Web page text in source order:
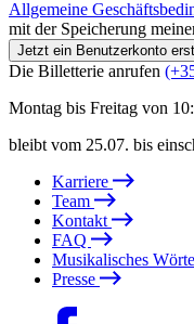
Allgemeine
mit der Speicherung
Jetzt ein Benutzerkonto
Die Billetterie anrufen
Montag bis Freitag von
bleibt vom 25.07. bis
Karriere
Team
Kontakt
FAQ
Musikalisches
Presse